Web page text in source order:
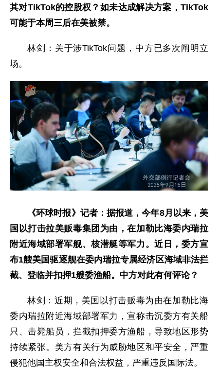
其对TikTok的控股权？如未达成解决方案，TikTok
可能于本周三后在美被禁。
林剑：关于涉TikTok问题，中方已多次阐明立
场。
《环球时报》记者：据报道，今年8月以来，美
国以打击拉美贩毒集团为由，在加勒比海委内瑞拉
附近海域部署军舰、核潜艇等军力。近日，委方宣
布1艘美国驱逐舰在委内瑞拉专属经济区海域非法拦
截、登临并扣押1艘委渔船。中方对此有何评论？
林剑：近期，美国以打击贩毒为由在加勒比海
委内瑞拉附近海域部署军力，宣称击沉委方有关船
只、击毙船员，拦截扣押委方渔船，导致地区形势
持续紧张。美方有关行为威胁地区和平安全，严重
侵犯他国主权安全和合法权益，严重违反国际法。